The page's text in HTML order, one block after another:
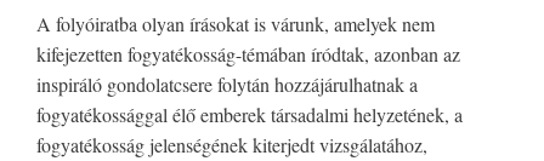
A folyóiratba olyan írásokat is várunk, amelyek nem
kifejezetten fogyatékosság-témában íródtak, azonban az
inspiráló gondolatcsere folytán hozzájárulhatnak a
fogyatékossággal élő emberek társadalmi helyzetének, a
fogyatékosság jelenségének kiterjedt vizsgálatához,